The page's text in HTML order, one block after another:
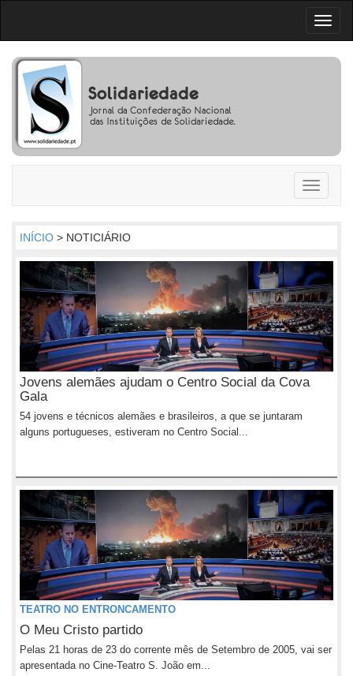
Toggle
INÍCIO > NOTICIÁRIO
Jovens alemães ajudam o Centro Social da Cova
Gala
54 jovens e técnicos alemães e brasileiros, a que se juntaram
alguns portugueses, estiveram no Centro Social...
TEATRO NO ENTRONCAMENTO
O Meu Cristo partido
Pelas 21 horas de 23 do corrente mês de Setembro de 2005, vai ser
apresentada no Cine-Teatro S. João em...